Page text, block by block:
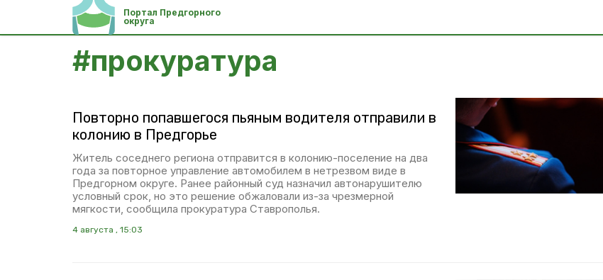
Портал Предгорного
округа
#прокуратура
Повторно попавшегося пьяным водителя отправили в
колонию в Предгорье
Житель соседнего региона отправится в колонию-поселение на два
года за повторное управление автомобилем в нетрезвом виде в
Предгорном округе. Ранее районный суд назначил автонарушителю
условный срок, но это решение обжаловали из-за чрезмерной
мягкости, сообщила прокуратура Ставрополья.
4 августа , 15:03